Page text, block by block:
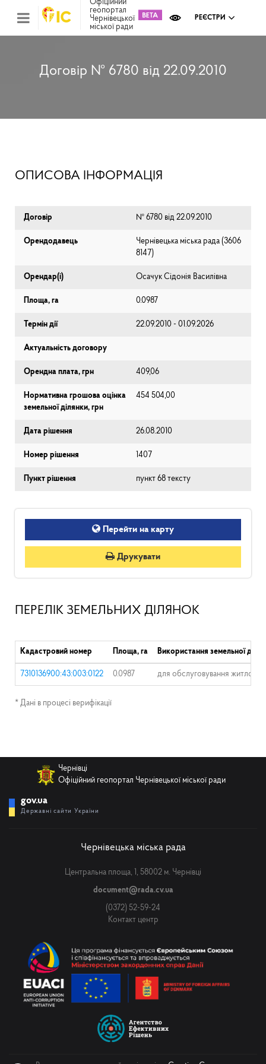
Офіційний
геопортал
Чернівецької
міської ради
РЕЄСТРИ
Договір № 6780 від 22.09.2010
ОПИСОВА ІНФОРМАЦІЯ
Договір № 6780 від 22.09.2010
Орендодавець
Чернівецька міська рада (⁨3606
8147⁩)
Орендар(і) Осачук Сідонія Василівна
Площа, га 0.0987
Термін дії 22.09.2010 - 01.09.2026
Актуальність договору
Орендна плата, грн 409,06
Нормативна грошова оцінка
земельної ділянки, грн
454 504,00
Дата рішення 26.08.2010
Номер рішення 1407
Пункт рішення пункт 68 тексту
Перейти на карту
Друкувати
ПЕРЕЛІК ЗЕМЕЛЬНИХ ДІЛЯНОК
Кадастровий номер Площа, га Використання земельної
7310136900:43:003:0122 0.0987 для обслуговування
* Дані в процесі верифікації
Чернівці
Офіційний геопортал Чернівецької міської ради
gov.ua
Державні сайти України
Чернівецька міська рада
Центральна площа, 1, 58002 м. Чернівці
document@rada.cv.ua
(0372) 52-59-24
Контакт центр